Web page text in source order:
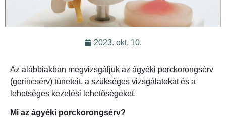
2023. okt. 10.
Az alábbiakban megvizsgáljuk az ágyéki porckorongsérv
(gerincsérv) tüneteit, a szükséges vizsgálatokat és a
lehetséges kezelési lehetőségeket.
Mi az ágyéki porckorongsérv?